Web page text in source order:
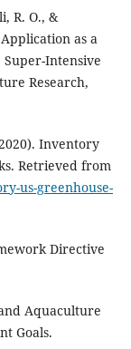
R. O., &
as a
Intensive
Research,
Inventory
Retrieved from
us-greenhouse-
Directive
Aquaculture
Goals.